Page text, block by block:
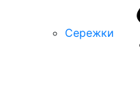
Сережки